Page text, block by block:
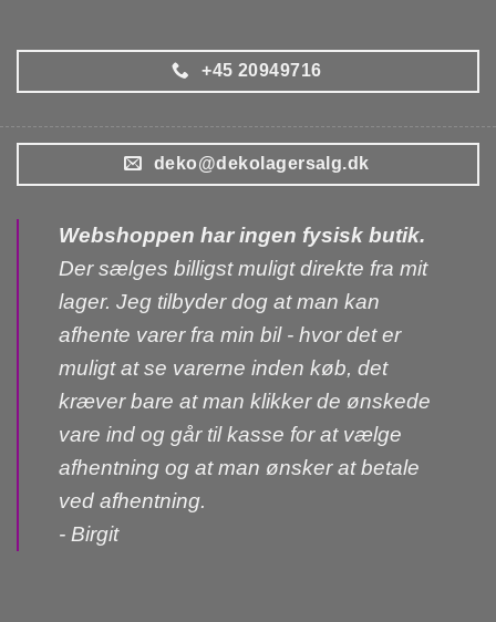
+45 20949716
deko@dekolagersalg.dk
Webshoppen har ingen fysisk butik.
Der sælges billigst muligt direkte fra mit
lager. Jeg tilbyder dog at man kan
afhente varer fra min bil - hvor det er
muligt at se varerne inden køb, det
kræver bare at man klikker de ønskede
vare ind og går til kasse for at vælge
afhentning og at man ønsker at betale
ved afhentning.
- Birgit